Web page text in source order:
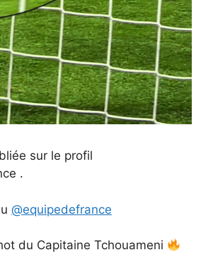
sur le profil
.
@equipedefrance
du Capitaine Tchouameni